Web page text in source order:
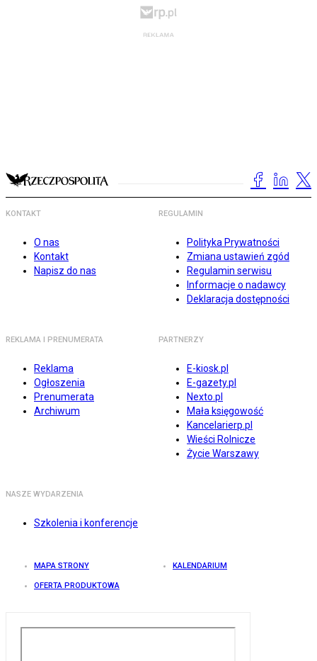
KONTAKT
O nas
Kontakt
Napisz do nas
REGULAMIN
Polityka Prywatności
Zmiana ustawień zgód
Regulamin serwisu
Informacje o nadawcy
Deklaracja dostępności
REKLAMA I PRENUMERATA
Reklama
Ogłoszenia
Prenumerata
Archiwum
PARTNERZY
E-kiosk.pl
E-gazety.pl
Nexto.pl
Mała księgowość
Kancelarierp.pl
Wieści Rolnicze
Życie Warszawy
NASZE WYDARZENIA
Szkolenia i konferencje
MAPA STRONY KALENDARIUM
OFERTA PRODUKTOWA